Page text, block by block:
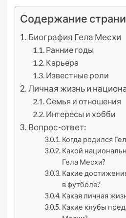
Содержание
Биография Гела Месхи
Ранние годы
Карьера
Известные роли
Личная жизнь и
Семья и отношения
Интересы и хобби
Вопрос-ответ:
Когда родился
Какой
Гела Месхи?
Какие
в футболе?
Какая личная
Какие клубы